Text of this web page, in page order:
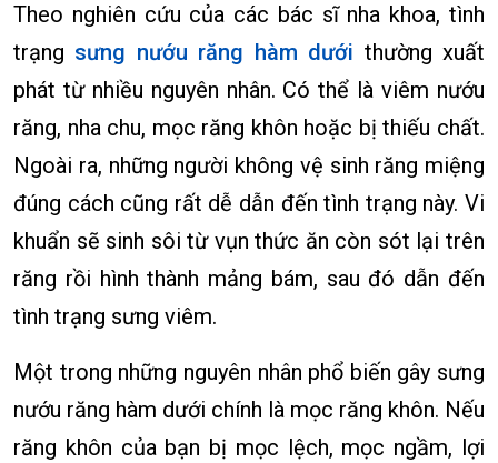
Theo nghiên cứu của các bác sĩ nha khoa, tình
trạng sưng nướu răng hàm dưới thường xuất
phát từ nhiều nguyên nhân. Có thể là viêm nướu
răng, nha chu, mọc răng khôn hoặc bị thiếu chất.
Ngoài ra, những người không vệ sinh răng miệng
đúng cách cũng rất dễ dẫn đến tình trạng này. Vi
khuẩn sẽ sinh sôi từ vụn thức ăn còn sót lại trên
răng rồi hình thành mảng bám, sau đó dẫn đến
tình trạng sưng viêm.
Một trong những nguyên nhân phổ biến gây sưng
nướu răng hàm dưới chính là mọc răng khôn. Nếu
răng khôn của bạn bị mọc lệch, mọc ngầm, lợi